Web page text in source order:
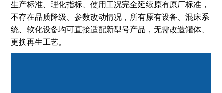
生产标准、理化指标、使用工况完全延续原有原厂标准，
不存在品质降级、参数改动情况，所有原有设备、混床系
统、软化设备均可直接适配新型号产品，无需改造罐体、
更换再生工艺。